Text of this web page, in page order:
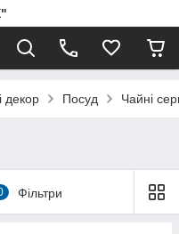
декор Посуд Чайні
Фільтри